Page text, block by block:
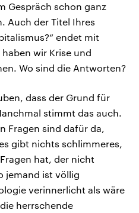
Gespräch schon ganz
Auch der Titel Ihres
endet mit
wir Krise und
Wo sind die Antworten?
dass der Grund für
stimmt das auch.
Fragen sind dafür da,
gibt nichts schlimmeres,
hat, der nicht
jemand ist völlig
verinnerlicht als wäre
herrschende